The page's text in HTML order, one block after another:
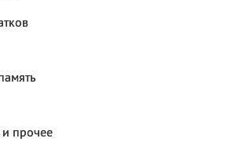
и прочее